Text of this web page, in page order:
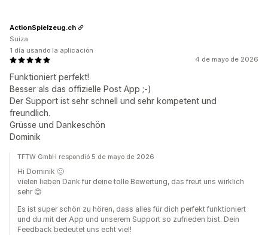
4 de mayo de 2026
Funktioniert perfekt!
Besser als das offizielle Post App ;-)
Der Support ist sehr schnell und sehr kompetent und
freundlich.
Grüsse und Dankeschön
Dominik
ActionSpielzeug.ch
Suiza
1 día usando la aplicación
TFTW GmbH respondió 5 de mayo de 2026
Hi Dominik 🙂
vielen lieben Dank für deine tolle Bewertung, das freut uns wirklich
sehr 😊
Es ist super schön zu hören, dass alles für dich perfekt funktioniert
und du mit der App und unserem Support so zufrieden bist. Dein
Feedback bedeutet uns echt viel!